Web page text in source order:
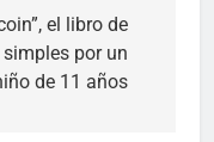
el libro de
por un
de 11 años